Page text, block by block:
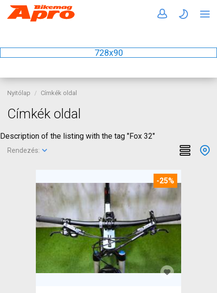
728x90
Nyitólap Címkék oldal
Címkék oldal
Description of the listing with the tag "Fox 32"
Rendezés:
-25%